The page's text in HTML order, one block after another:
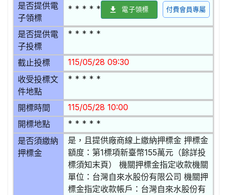
是否提供電
子領標
* * * * * 電子領標 付費會員專屬
是否提供電
子投標
* * * * *
截止投標 115/05/28 09:30
收受投標文
件地點
* * * * *
開標時間 115/05/28 10:00
開標地點 * * * * *
是否須繳納
押標金
是，且提供廠商線上繳納押標金 押標金
額度：第1標項新臺幣155萬元（餘詳投
標須知末頁） 機關押標金指定收款機關
單位：台灣自來水股份有限公司 機關押
標金指定收款帳戶：台灣自來水股份有